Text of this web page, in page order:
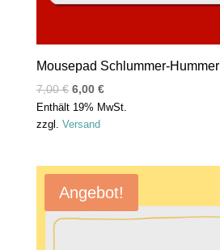
Mousepad Schlummer-Hummer
7,00€ 6,00 €
Enthält 19% MwSt.
zzgl. Versand
Angebot!